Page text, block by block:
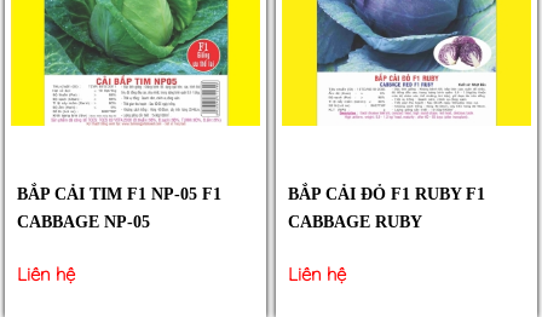
BẮP CẢI TIM F1 NP-05 F1
CABBAGE NP-05
Liên hệ
BẮP CẢI ĐỎ F1 RUBY F1
CABBAGE RUBY
Liên hệ